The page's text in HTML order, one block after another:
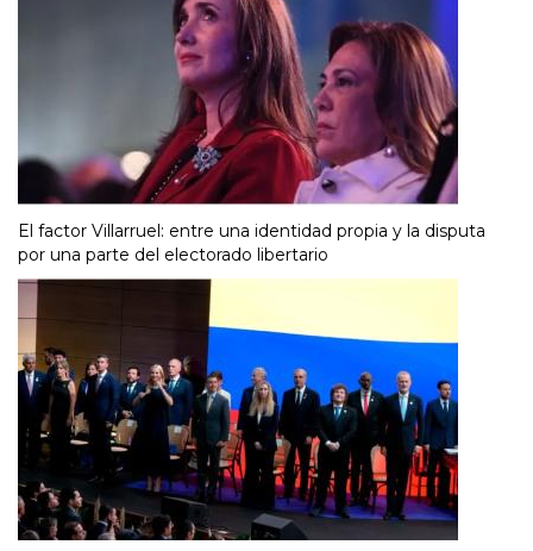
El factor Villarruel: entre una identidad propia y la disputa
por una parte del electorado libertario